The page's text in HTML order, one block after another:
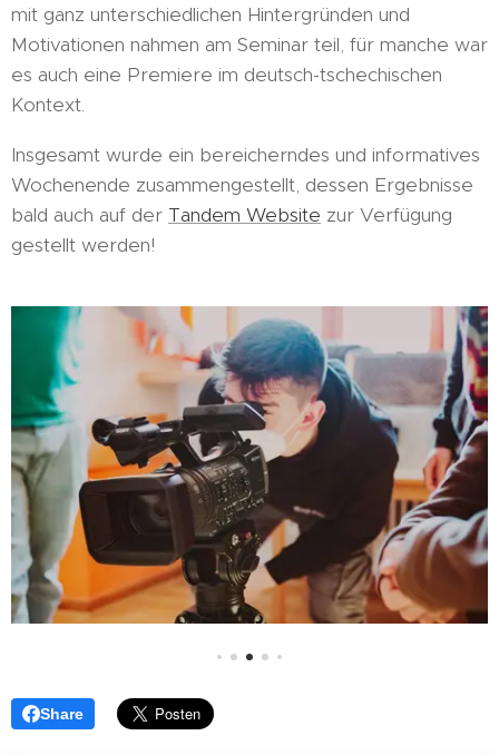
mit ganz unterschiedlichen Hintergründen und
Motivationen nahmen am Seminar teil, für manche war
es auch eine Premiere im deutsch-tschechischen
Kontext.
Insgesamt wurde ein bereicherndes und informatives
Wochenende zusammengestellt, dessen Ergebnisse
bald auch auf der Tandem Website zur Verfügung
gestellt werden!
Share